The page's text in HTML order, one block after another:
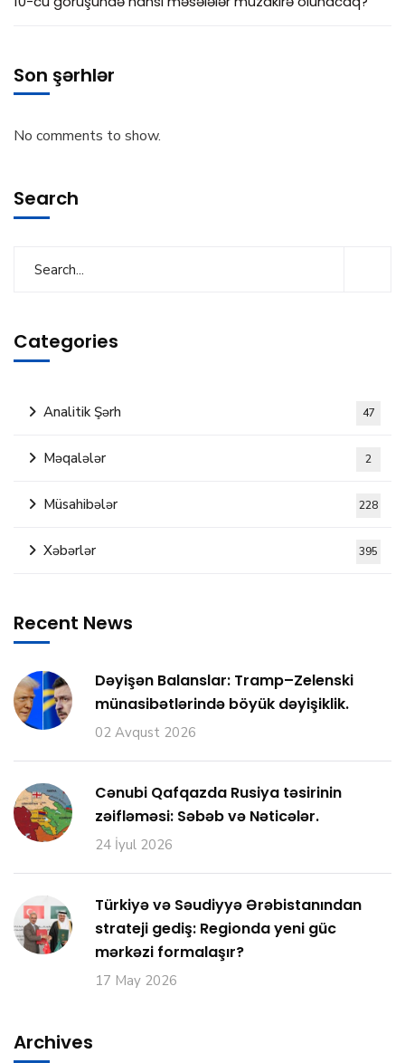
Son şərhlər
No comments to show.
Search
Categories
Analitik Şərh 47
Məqalələr 2
Müsahibələr 228
Xəbərlər 395
Recent News
Dəyişən Balanslar: Tramp–Zelenski
münasibətlərində böyük dəyişiklik.
02 Avqust 2026
Cənubi Qafqazda Rusiya təsirinin
zəifləməsi: Səbəb və Nəticələr.
24 İyul 2026
Türkiyə və Səudiyyə Ərəbistanından
strateji gediş: Regionda yeni güc
mərkəzi formalaşır?
17 May 2026
Archives